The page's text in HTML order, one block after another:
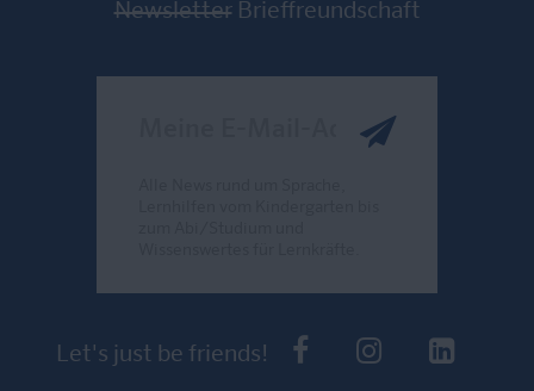
Newsletter Brieffreundschaft
Let's just be friends! PONS beiPONS bei